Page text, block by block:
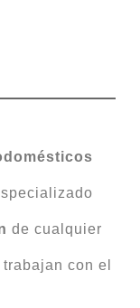
de cualquier
con el